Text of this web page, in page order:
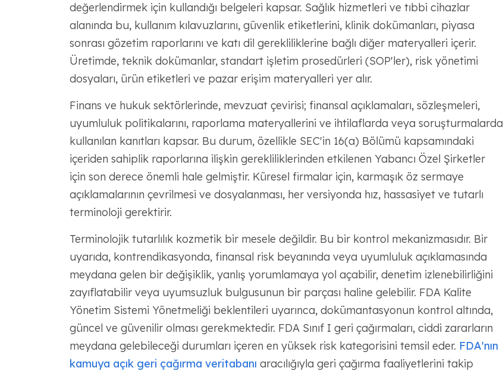
değerlendirmek için kullandığı belgeleri kapsar. Sağlık hizmetleri ve tıbbi cihazlar
alanında bu, kullanım kılavuzlarını, güvenlik etiketlerini, klinik dokümanları, piyasa
sonrası gözetim raporlarını ve katı dil gerekliliklerine bağlı diğer materyalleri içerir.
Üretimde, teknik dokümanlar, standart işletim prosedürleri (SOP'ler), risk yönetimi
dosyaları, ürün etiketleri ve pazar erişim materyalleri yer alır.
Finans ve hukuk sektörlerinde, mevzuat çevirisi; finansal açıklamaları, sözleşmeleri,
uyumluluk politikalarını, raporlama materyallerini ve ihtilaflarda veya soruşturmalarda
kullanılan kanıtları kapsar. Bu durum, özellikle SEC'in 16(a) Bölümü kapsamındaki
içeriden sahiplik raporlarına ilişkin gerekliliklerinden etkilenen Yabancı Özel Şirketler
için son derece önemli hale gelmiştir. Küresel firmalar için, karmaşık öz sermaye
açıklamalarının çevrilmesi ve dosyalanması, her versiyonda hız, hassasiyet ve tutarlı
terminoloji gerektirir.
Terminolojik tutarlılık kozmetik bir mesele değildir. Bu bir kontrol mekanizmasıdır. Bir
uyarıda, kontrendikasyonda, finansal risk beyanında veya uyumluluk açıklamasında
meydana gelen bir değişiklik, yanlış yorumlamaya yol açabilir, denetim izlenebilirliğini
zayıflatabilir veya uyumsuzluk bulgusunun bir parçası haline gelebilir. FDA Kalite
Yönetim Sistemi Yönetmeliği beklentileri uyarınca, dokümantasyonun kontrol altında,
güncel ve güvenilir olması gerekmektedir. FDA Sınıf I geri çağırmaları, ciddi zararların
meydana gelebileceği durumları içeren en yüksek risk kategorisini temsil eder. FDA'nın
kamuya açık geri çağırma veritabanı aracılığıyla geri çağırma faaliyetlerini takip